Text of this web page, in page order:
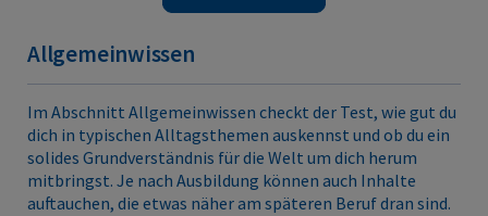
Allgemeinwissen
Im Abschnitt Allgemeinwissen checkt der Test, wie gut du
dich in typischen Alltagsthemen auskennst und ob du ein
solides Grundverständnis für die Welt um dich herum
mitbringst. Je nach Ausbildung können auch Inhalte
auftauchen, die etwas näher am späteren Beruf dran sind.